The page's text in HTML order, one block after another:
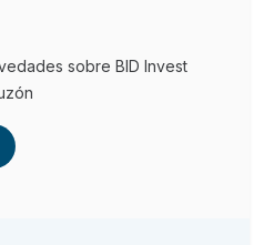
sobre BID Invest